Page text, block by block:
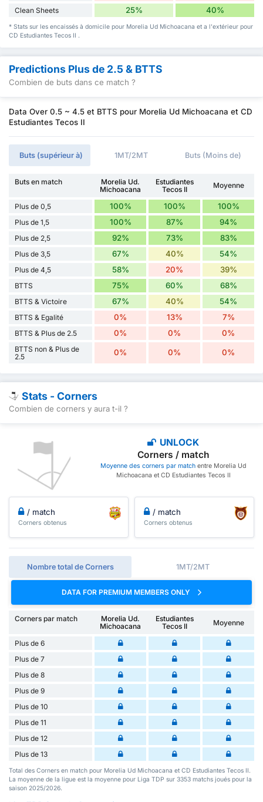
Clean Sheets 25% 40%
* Stats sur les encaissés à domicile pour Morelia Ud Michoacana et a l'extérieur pour
CD Estudiantes Tecos II .
Predictions Plus de 2.5 & BTTS
Combien de buts dans ce match ?
Data Over 0.5 ~ 4.5 et BTTS pour Morelia Ud Michoacana et CD
Estudiantes Tecos II
Buts (supérieur à) 1MT/2MT Buts (Moins de)
Buts en match
Morelia Ud.
Michoacana
Estudiantes
Tecos II
Moyenne
Plus de 0,5 100% 100% 100%
Plus de 1,5 100% 87% 94%
Plus de 2,5 92% 73% 83%
Plus de 3,5 67% 40% 54%
Plus de 4,5 58% 20% 39%
BTTS 75% 60% 68%
BTTS & Victoire 67% 40% 54%
BTTS & Egalité 0% 13% 7%
BTTS & Plus de 2.5 0% 0% 0%
BTTS non & Plus de
2.5
0% 0% 0%
Stats - Corners
Combien de corners y aura t-il ?
UNLOCK
Corners / match
Moyenne des corners par matchentre Morelia Ud
Michoacana et CD Estudiantes Tecos II
/ match
Corners obtenus
/ match
Corners obtenus
Nombre total de Corners 1MT/2MT
DATA FOR PREMIUM MEMBERS ONLY
Corners par match
Morelia Ud.
Michoacana
Estudiantes
Tecos II
Moyenne
Plus de 6
Plus de 7
Plus de 8
Plus de 9
Plus de 10
Plus de 11
Plus de 12
Plus de 13
Total des Corners en match pour Morelia Ud Michoacana et CD Estudiantes Tecos II.
La moyenne de la ligue est la moyenne pour Liga TDP sur 3353 matchs joués pour la
saison 2025/2026.